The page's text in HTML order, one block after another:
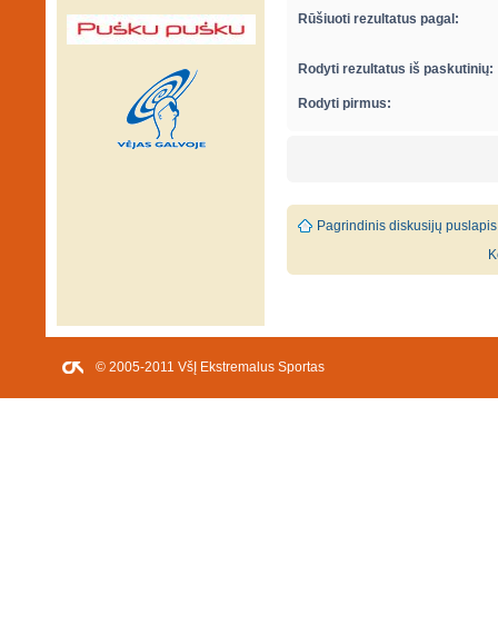
Rūšiuoti rezultatus pagal:
Rodyti rezultatus iš paskutinių:
Rodyti pirmus:
Pagrindinis diskusijų puslapis
© 2005-2011 VšĮ Ekstremalus Sportas